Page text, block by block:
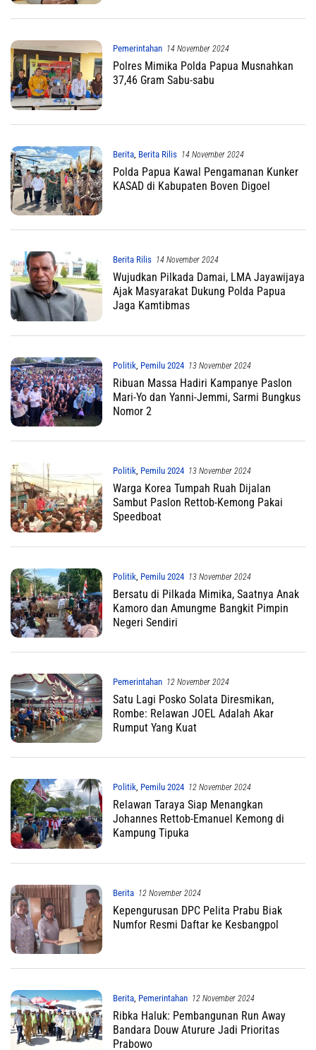
Pemerintahan 14 November 2024
Polres Mimika Polda Papua Musnahkan
37,46 Gram Sabu-sabu
Berita, Berita Rilis 14 November 2024
Polda Papua Kawal Pengamanan Kunker
KASAD di Kabupaten Boven Digoel
Berita Rilis 14 November 2024
Wujudkan Pilkada Damai, LMA Jayawijaya
Ajak Masyarakat Dukung Polda Papua
Jaga Kamtibmas
Politik, Pemilu 2024 13 November 2024
Ribuan Massa Hadiri Kampanye Paslon
Mari-Yo dan Yanni-Jemmi, Sarmi Bungkus
Nomor 2
Politik, Pemilu 2024 13 November 2024
Warga Korea Tumpah Ruah Dijalan
Sambut Paslon Rettob-Kemong Pakai
Speedboat
Politik, Pemilu 2024 13 November 2024
Bersatu di Pilkada Mimika, Saatnya Anak
Kamoro dan Amungme Bangkit Pimpin
Negeri Sendiri
Pemerintahan 12 November 2024
Satu Lagi Posko Solata Diresmikan,
Rombe: Relawan JOEL Adalah Akar
Rumput Yang Kuat
Politik, Pemilu 2024 12 November 2024
Relawan Taraya Siap Menangkan
Johannes Rettob-Emanuel Kemong di
Kampung Tipuka
Berita 12 November 2024
Kepengurusan DPC Pelita Prabu Biak
Numfor Resmi Daftar ke Kesbangpol
Berita, Pemerintahan 12 November 2024
Ribka Haluk: Pembangunan Run Away
Bandara Douw Aturure Jadi Prioritas
Prabowo